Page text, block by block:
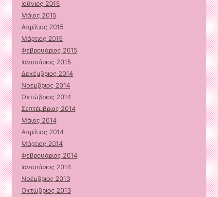
Ιούνιος 2015
Μάιος 2015
Απρίλιος 2015
Μάρτιος 2015
Φεβρουάριος 2015
Ιανουάριος 2015
Δεκέμβριος 2014
Νοέμβριος 2014
Οκτώβριος 2014
Σεπτέμβριος 2014
Μάιος 2014
Απρίλιος 2014
Μάρτιος 2014
Φεβρουάριος 2014
Ιανουάριος 2014
Νοέμβριος 2013
Οκτώβριος 2013